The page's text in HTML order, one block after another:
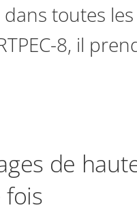
dans toutes
8, il
de
fois